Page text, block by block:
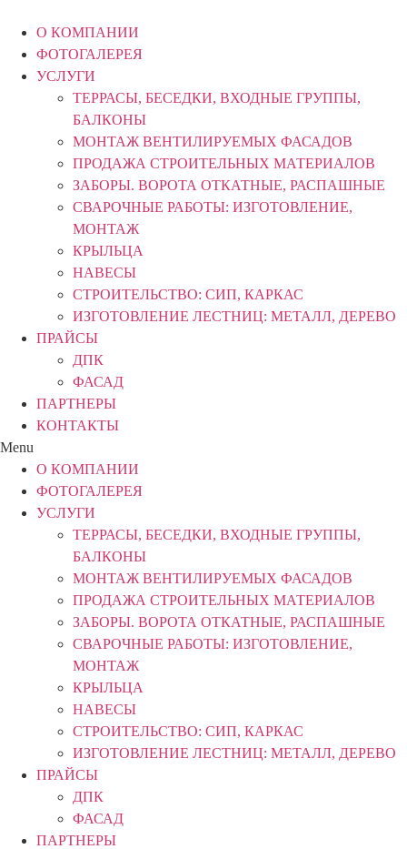
содержимому
О КОМПАНИИ
ФОТОГАЛЕРЕЯ
УСЛУГИ
ТЕРРАСЫ, БЕСЕДКИ, ВХОДНЫЕ ГРУППЫ,
БАЛКОНЫ
МОНТАЖ ВЕНТИЛИРУЕМЫХ ФАСАДОВ
ПРОДАЖА СТРОИТЕЛЬНЫХ МАТЕРИАЛОВ
ЗАБОРЫ. ВОРОТА ОТКАТНЫЕ, РАСПАШНЫЕ
СВАРОЧНЫЕ РАБОТЫ: ИЗГОТОВЛЕНИЕ,
МОНТАЖ
КРЫЛЬЦА
НАВЕСЫ
СТРОИТЕЛЬСТВО: СИП, КАРКАС
ИЗГОТОВЛЕНИЕ ЛЕСТНИЦ: МЕТАЛЛ, ДЕРЕВО
ПРАЙСЫ
ДПК
ФАСАД
ПАРТНЕРЫ
КОНТАКТЫ
Menu
О КОМПАНИИ
ФОТОГАЛЕРЕЯ
УСЛУГИ
ТЕРРАСЫ, БЕСЕДКИ, ВХОДНЫЕ ГРУППЫ,
БАЛКОНЫ
МОНТАЖ ВЕНТИЛИРУЕМЫХ ФАСАДОВ
ПРОДАЖА СТРОИТЕЛЬНЫХ МАТЕРИАЛОВ
ЗАБОРЫ. ВОРОТА ОТКАТНЫЕ, РАСПАШНЫЕ
СВАРОЧНЫЕ РАБОТЫ: ИЗГОТОВЛЕНИЕ,
МОНТАЖ
КРЫЛЬЦА
НАВЕСЫ
СТРОИТЕЛЬСТВО: СИП, КАРКАС
ИЗГОТОВЛЕНИЕ ЛЕСТНИЦ: МЕТАЛЛ, ДЕРЕВО
ПРАЙСЫ
ДПК
ФАСАД
ПАРТНЕРЫ